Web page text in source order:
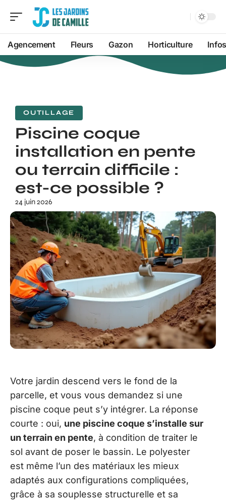
Agencement Fleurs Gazon Horticulture Infos
OUTILLAGE
Piscine coque
installation en pente
ou terrain difficile :
est-ce possible ?
24 juin 2026
Votre jardin descend vers le fond de la
parcelle, et vous vous demandez si une
piscine coque peut s’y intégrer. La réponse
courte : oui, une piscine coque s’installe sur
un terrain en pente, à condition de traiter le
sol avant de poser le bassin. Le polyester
est même l’un des matériaux les mieux
adaptés aux configurations compliquées,
grâce à sa souplesse structurelle et sa